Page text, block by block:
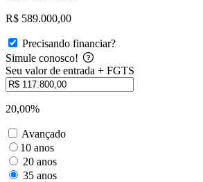
R$ 589.000,00
Precisando financiar?
Simule conosco!
Seu valor de entrada + FGTS
20,00%
Avançado
10 anos
20 anos
35 anos